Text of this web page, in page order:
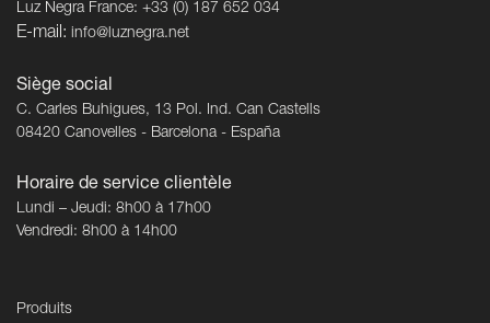
Luz Negra France: +33 (0) 187 652 034
E-mail: info@luznegra.net
Siège social
C. Carles Buhigues, 13 Pol. Ind. Can Castells
08420 Canovelles - Barcelona - España
Horaire de service clientèle
Lundi – Jeudi: 8h00 à 17h00
Vendredi: 8h00 à 14h00
Produits